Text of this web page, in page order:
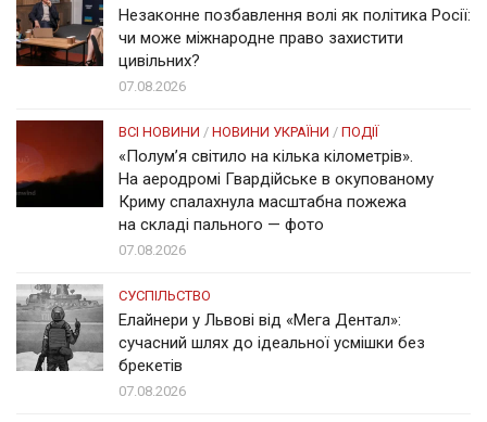
Незаконне позбавлення волі як політика Росії:
чи може міжнародне право захистити
цивільних?
07.08.2026
ВСІ НОВИНИ / НОВИНИ УКРАЇНИ / ПОДІЇ
«Полум’я світило на кілька кілометрів».
На аеродромі Гвардійське в окупованому
Криму спалахнула масштабна пожежа
на складі пального — фото
07.08.2026
СУСПІЛЬСТВО
Елайнери у Львові від «Мега Дентал»:
сучасний шлях до ідеальної усмішки без
брекетів
07.08.2026